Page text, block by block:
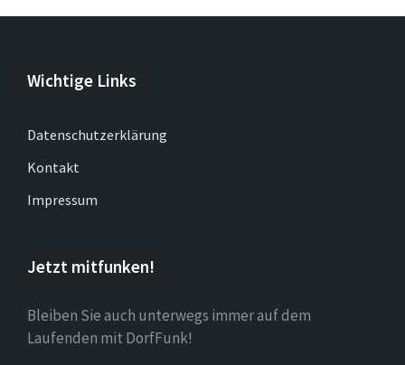
Wichtige Links
Datenschutzerklärung
Kontakt
Impressum
Jetzt mitfunken!
Bleiben Sie auch unterwegs immer auf dem
Laufenden mit DorfFunk!